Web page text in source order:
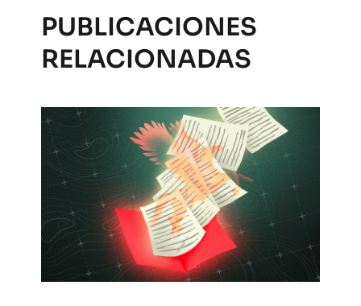
PUBLICACIONES
RELACIONADAS